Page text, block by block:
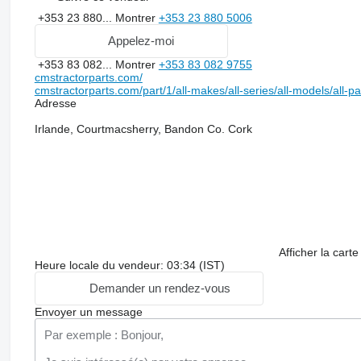
+353 23 880... Montrer +353 23 880 5006
Appelez-moi
+353 83 082... Montrer +353 83 082 9755
cmstractorparts.com/
cmstractorparts.com/part/1/all-makes/all-series/all-models/all-
Adresse
Irlande, Courtmacsherry, Bandon Co. Cork
Afficher la carte
Heure locale du vendeur: 03:34 (IST)
Demander un rendez-vous
Envoyer un message